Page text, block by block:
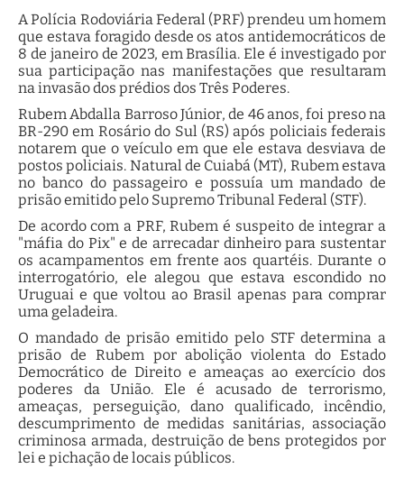
A Polícia Rodoviária Federal (PRF) prendeu um homem
que estava foragido desde os atos antidemocráticos de
8 de janeiro de 2023, em Brasília. Ele é investigado por
sua participação nas manifestações que resultaram
na invasão dos prédios dos Três Poderes.
Rubem Abdalla Barroso Júnior, de 46 anos, foi preso na
BR-290 em Rosário do Sul (RS) após policiais federais
notarem que o veículo em que ele estava desviava de
postos policiais. Natural de Cuiabá (MT), Rubem estava
no banco do passageiro e possuía um mandado de
prisão emitido pelo Supremo Tribunal Federal (STF).
De acordo com a PRF, Rubem é suspeito de integrar a
"máfia do Pix" e de arrecadar dinheiro para sustentar
os acampamentos em frente aos quartéis. Durante o
interrogatório, ele alegou que estava escondido no
Uruguai e que voltou ao Brasil apenas para comprar
uma geladeira.
O mandado de prisão emitido pelo STF determina a
prisão de Rubem por abolição violenta do Estado
Democrático de Direito e ameaças ao exercício dos
poderes da União. Ele é acusado de terrorismo,
ameaças, perseguição, dano qualificado, incêndio,
descumprimento de medidas sanitárias, associação
criminosa armada, destruição de bens protegidos por
lei e pichação de locais públicos.